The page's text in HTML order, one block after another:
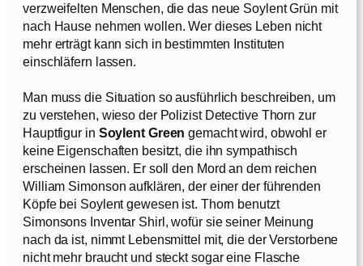
verzweifelten Menschen, die das neue Soylent Grün mit
nach Hause nehmen wollen. Wer dieses Leben nicht
mehr erträgt kann sich in bestimmten Instituten
einschläfern lassen.
Man muss die Situation so ausführlich beschreiben, um
zu verstehen, wieso der Polizist Detective Thorn zur
Hauptfigur in Soylent Green gemacht wird, obwohl er
keine Eigenschaften besitzt, die ihn sympathisch
erscheinen lassen. Er soll den Mord an dem reichen
William Simonson aufklären, der einer der führenden
Köpfe bei Soylent gewesen ist. Thorn benutzt
Simonsons Inventar Shirl, wofür sie seiner Meinung
nach da ist, nimmt Lebensmittel mit, die der Verstorbene
nicht mehr braucht und steckt sogar eine Flasche